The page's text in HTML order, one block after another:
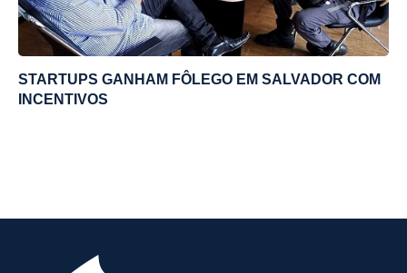
STARTUPS GANHAM FÔLEGO EM SALVADOR COM
INCENTIVOS